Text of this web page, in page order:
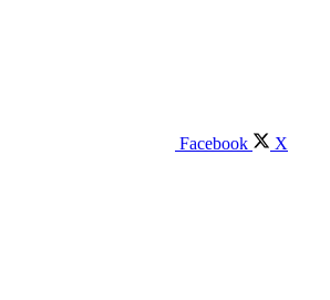
Facebook X